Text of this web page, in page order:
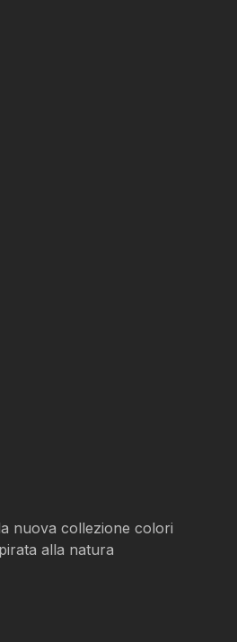
nuova collezione colori
alla natura